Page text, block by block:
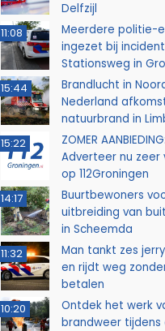
Delfzijl
11:08
Meerdere politie-
ingezet bij
Stationsweg in
15:44
Brandlucht in
Nederland
natuurbrand in
15:22
ZOMER AANBIEDING:
Adverteer nu zeer
op 112Groningen
14:17
Buurtbewoners
uitbreiding van
in Scheemda
11:32
Man tankt zes
en rijdt weg
betalen
10:20
Ontdek het werk
brandweer tijdens